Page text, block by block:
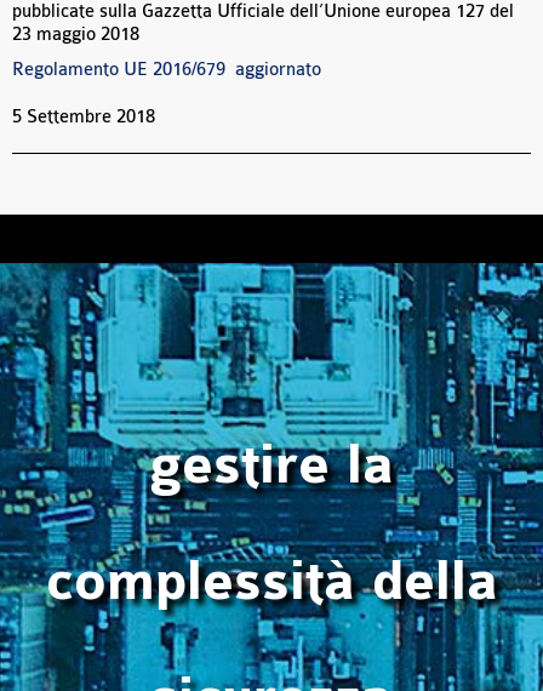
pubblicate sulla Gazzetta Ufficiale dell’Unione europea 127 del
23 maggio 2018
Regolamento UE 2016/679 aggiornato
5 Settembre 2018
gestire la
complessità della